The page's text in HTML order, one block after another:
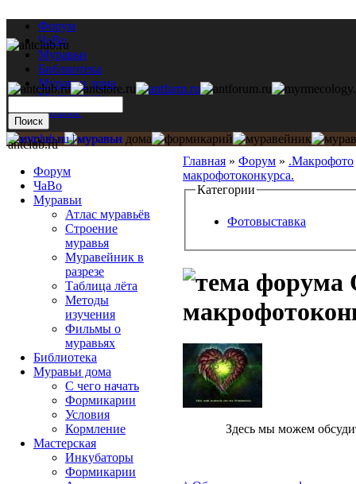
Форум
ЧаВо
Муравьи
Библиотека
Муравьи дома
Мастерская
Каталог
Главная » Форум » .Макрофото
макрофотоконкурса.
Категории
Фотовыставка
Здесь мы можем
antclub.ru
Форум
ЧаВо
Муравьи
Атлас муравьёв
Строение
муравья
Муравейник в
разрезе
Таблица лёта
Методы
изучения
Фильмы о
муравьях
Библиотека
Муравьи дома
С чего начать
Формикарии
Условия
Кормление
Мастерская
Инкубаторы
Формикарии